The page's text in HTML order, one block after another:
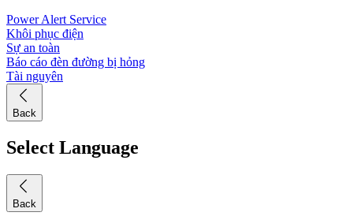
Power Alert Service
Khôi phục điện
Sự an toàn
Báo cáo đèn đường bị hỏng
Tài nguyên
Back
Select Language
Back